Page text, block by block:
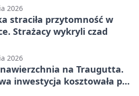
2026
straciła przytomność w
Strażacy wykryli czad
2026
na Traugutta.
inwestycja kosztowała pół